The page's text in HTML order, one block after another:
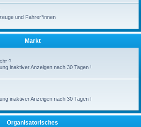
und Fahrer*innen
Markt
?
inaktiver Anzeigen nach 30 Tagen !
inaktiver Anzeigen nach 30 Tagen !
Organisatorisches